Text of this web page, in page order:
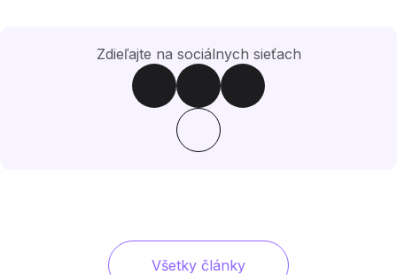
Zdieľajte na sociálnych sieťach
Všetky články